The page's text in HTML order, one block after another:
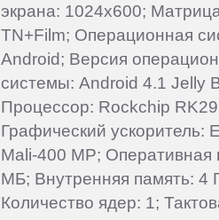
экрана: 1024x600;
TN+Film; Операционная
Android; Версия
системы: Android 4.1 Jelly
Процессор: Rockchip
Графический ускоритель:
Mali-400 MP; Оперативная
МБ; Внутренняя память: 4
Количество ядер: 1;